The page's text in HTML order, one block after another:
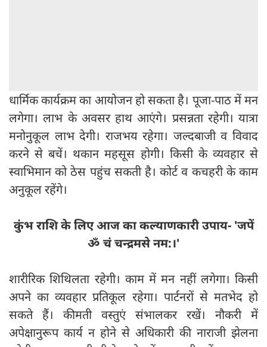
धार्मिक कार्यक्रम का आयोजन हो सकता है। पूजा-पाठ में मन
लगेगा। लाभ के अवसर हाथ आएंगे। प्रसन्नता रहेगी। यात्रा
मनोनुकूल लाभ देगी। राजभय रहेगा। जल्दबाजी व विवाद
करने से बचें। थकान महसूस होगी। किसी के व्यवहार से
स्वाभिमान को ठेस पहुंच सकती है। कोर्ट व कचहरी के काम
अनुकूल रहेंगे।
कुंभ राशि के लिए आज का कल्याणकारी उपाय- 'जपें
ॐ चं चन्द्रमसे नम:।'
शारीरिक शिथिलता रहेगी। काम में मन नहीं लगेगा। किसी
अपने का व्यवहार प्रतिकूल रहेगा। पार्टनरों से मतभेद हो
सकते हैं। कीमती वस्तुएं संभालकर रखें। नौकरी में
अपेक्षानुरूप कार्य न होने से अधिकारी की नाराजी झेलना